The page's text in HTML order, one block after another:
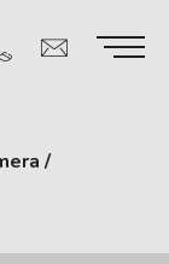
/